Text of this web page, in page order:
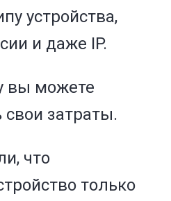
устройства,
и даже IP.
вы можете
затраты.
что
только